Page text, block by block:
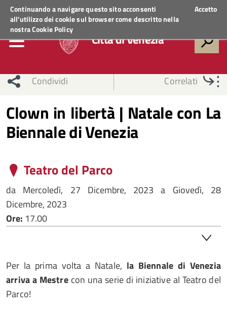
Continuando a navigare questo sito acconsenti
all'utilizzo dei cookie sul browser come descritto nella
nostraCookie Policy
Accetto
Regione VenetoACCEDI AI SERVIZI
Città di Venezia
Condividi Correlati
Clown in libertà | Natale con La
Biennale di Venezia
Teatro del Parco
da Mercoledì, 27 Dicembre, 2023 a Giovedì, 28
Dicembre, 2023
Ore: 17.00
Per la prima volta a Natale, la Biennale di Venezia
arriva a Mestrecon una serie di iniziative al Teatro del
Parco!